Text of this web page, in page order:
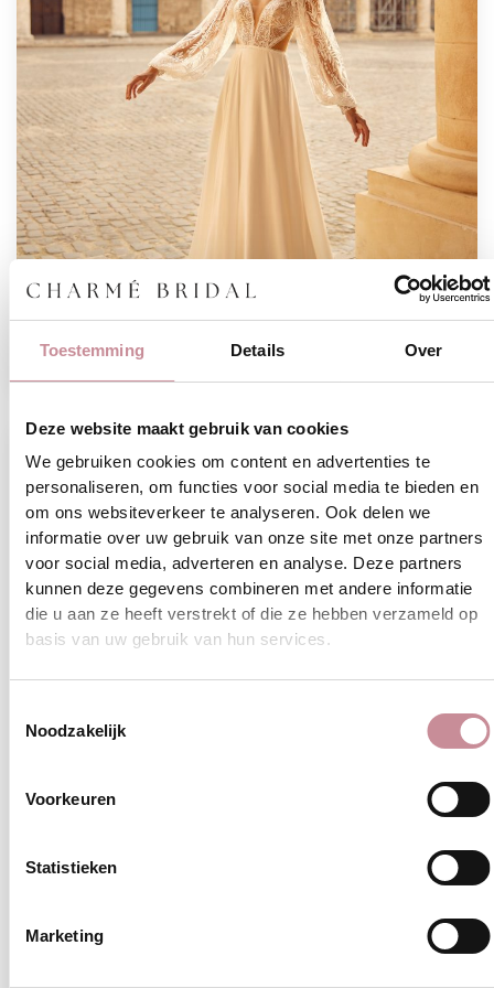
Toestemming Details Over
Deze website maakt gebruik van cookies
We gebruiken cookies om content en advertenties te
personaliseren, om functies voor social media te bieden en
om ons websiteverkeer te analyseren. Ook delen we
informatie over uw gebruik van onze site met onze partners
voor social media, adverteren en analyse. Deze partners
kunnen deze gegevens combineren met andere informatie
die u aan ze heeft verstrekt of die ze hebben verzameld op
basis van uw gebruik van hun services.
Noodzakelijk
Voorkeuren
Statistieken
Marketing
H
e
r
v
i
s
♡
SAMPLE SALE - €1050 - Direct
meenemen
H
e
r
v
e
P
a
Trouwjurk Leni
SAMPLE PRIJS - €1050 - Direct
meenemen